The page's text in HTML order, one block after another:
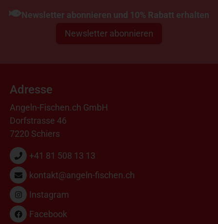
Newsletter abonnieren und 10% Rabatt erhalten
Newsletter abonnieren
Adresse
Angeln-Fischen.ch GmbH
Dorfstrasse 46
7220 Schiers
+41 81 508 13 13
kontakt@angeln-fischen.ch
Instagram
Facebook